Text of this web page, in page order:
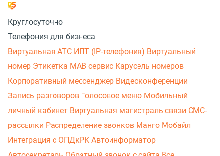
Круглосуточно
Телефония для бизнеса
Виртуальная АТС ИПТ (IP-телефония) Виртуальный
номер Этикетка МАВ сервис Карусель номеров
Корпоративный мессенджер Видеоконференции
Запись разговоров Голосовое меню Мобильный
личный кабинет Виртуальная магистраль связи СМС-
рассылки Распределение звонков Манго Мобайл
Интеграция с ОПДкРК Автоинформатор